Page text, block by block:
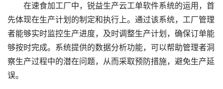
在速食加工厂中，锐益生产云工单软件系统的运用，首
先体现在生产计划的制定和执行上。通过该系统，工厂管理
者能够实时监控生产进度，及时调整生产计划，确保订单能
够按时完成。系统提供的数据分析功能，可以帮助管理者洞
察生产过程中的潜在问题，从而采取预防措施，避免生产延
误。